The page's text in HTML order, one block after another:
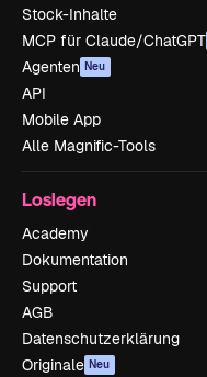
Stock-Inhalte
MCP für Claude/ChatGPT
Agenten Neu
API
Mobile App
Alle Magnific-Tools
Loslegen
Academy
Dokumentation
Support
AGB
Datenschutzerklärung
Originale Neu